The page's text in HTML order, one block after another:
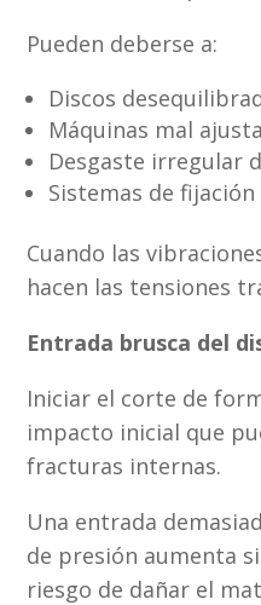
Pueden deberse a:
Discos
Máquinas mal
Desgaste irregular
Sistemas de fijación
Cuando las
hacen las tensiones
Entrada brusca del
Iniciar el corte de
impacto inicial que
fracturas internas.
Una entrada
de presión aumenta
riesgo de dañar el